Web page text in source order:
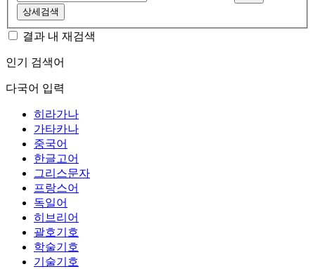
상세검색
결과 내 재검색
인기 검색어
다국어 입력
히라가나
가타카나
중국어
한글고어
그리스문자
프랑스어
독일어
히브리어
괄호기호
학술기호
기술기호